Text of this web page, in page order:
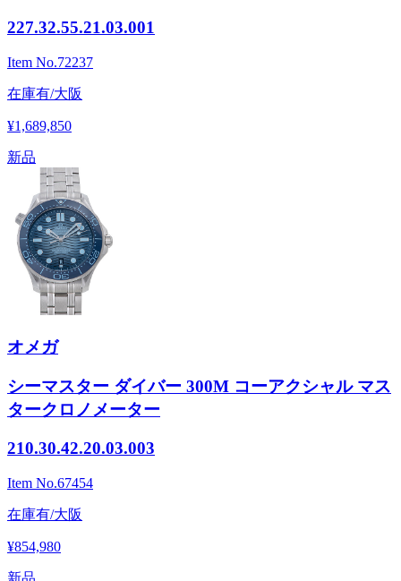
227.32.55.21.03.001
Item No.72237
在庫有/大阪
¥1,689,850
新品
オメガ
シーマスター ダイバー 300M コーアクシャル マス
タークロノメーター
210.30.42.20.03.003
Item No.67454
在庫有/大阪
¥854,980
新品